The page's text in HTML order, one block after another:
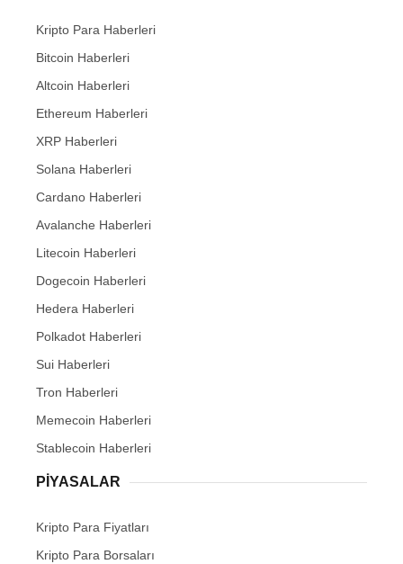
Kripto Para Haberleri
Bitcoin Haberleri
Altcoin Haberleri
Ethereum Haberleri
XRP Haberleri
Solana Haberleri
Cardano Haberleri
Avalanche Haberleri
Litecoin Haberleri
Dogecoin Haberleri
Hedera Haberleri
Polkadot Haberleri
Sui Haberleri
Tron Haberleri
Memecoin Haberleri
Stablecoin Haberleri
PIYASALAR
Kripto Para Fiyatları
Kripto Para Borsaları